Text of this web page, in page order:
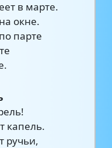
в марте.
окне.
парте
капель.
ручьи,